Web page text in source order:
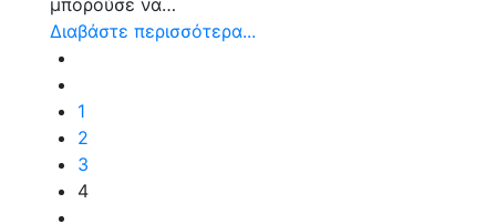
Διαβάστε περισσότερα...
1
2
3
4